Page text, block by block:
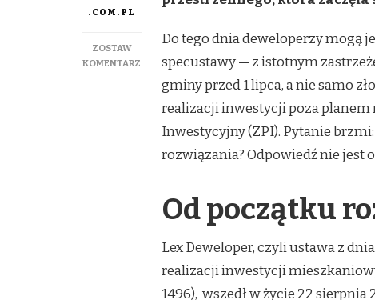
.COM.PL
ZOSTAW
KOMENTARZ
DEWELOPER:
REFORMA
PLANOWANIA
WOBEC
Do tego dnia deweloperzy mogą
specustawy — z istotnym
gminy przed 1 lipca, a nie samo
realizacji inwestycji poza
Inwestycyjny (ZPI). Pytanie
rozwiązania? Odpowiedź nie jest
Od początku
Lex Deweloper, czyli ustawa z
realizacji inwestycji
1496), wszedł w życie 22